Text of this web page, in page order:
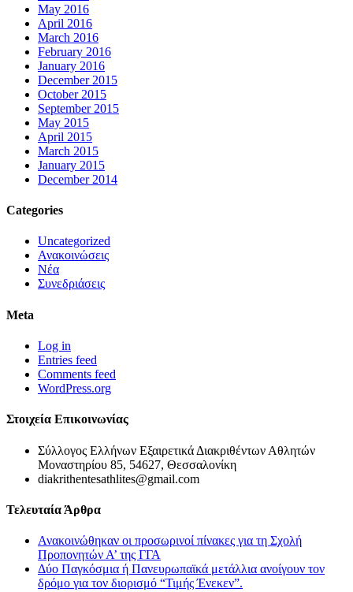
May 2016
April 2016
March 2016
February 2016
January 2016
December 2015
October 2015
September 2015
May 2015
April 2015
March 2015
January 2015
December 2014
Categories
Uncategorized
Ανακοινώσεις
Νέα
Συνεδριάσεις
Meta
Log in
Entries feed
Comments feed
WordPress.org
Στοιχεία Επικοινωνίας
Σύλλογος Ελλήνων Εξαιρετικά Διακριθέντων Αθλητών
Μοναστηρίου 85, 54627, Θεσσαλονίκη
diakrithentesathlites@gmail.com
Τελευταία Άρθρα
Ανακοινώθηκαν οι προσωρινοί πίνακες για τη Σχολή
Προπονητών Α’ της ΓΓΑ
Δύο Παγκόσμια ή Πανευρωπαϊκά μετάλλια ανοίγουν τον
δρόμο για τον διορισμό “Τιμής Ένεκεν”.